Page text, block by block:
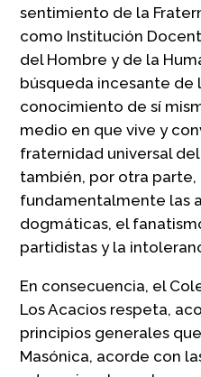
sentimiento de la
como Institución
del Hombre y de la
búsqueda incesante de
conocimiento de sí
medio en que vive y
fraternidad universal
también, por otra parte,
fundamentalmente las
dogmáticas, el
partidistas y la
En consecuencia, el
Los Acacios respeta,
principios generales
Masónica, acorde con